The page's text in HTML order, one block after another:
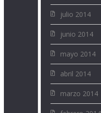
julio 2014
junio 2014
mayo 2014
abril 2014
marzo 2014